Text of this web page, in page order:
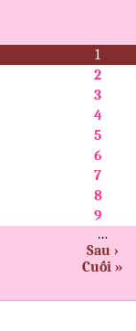
1
2
3
4
5
6
7
8
9
…
Sau ›
Cuối »